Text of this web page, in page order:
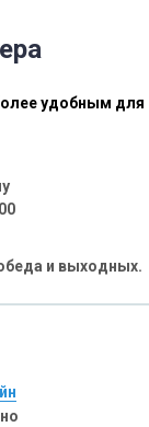
удобным для
и выходных.